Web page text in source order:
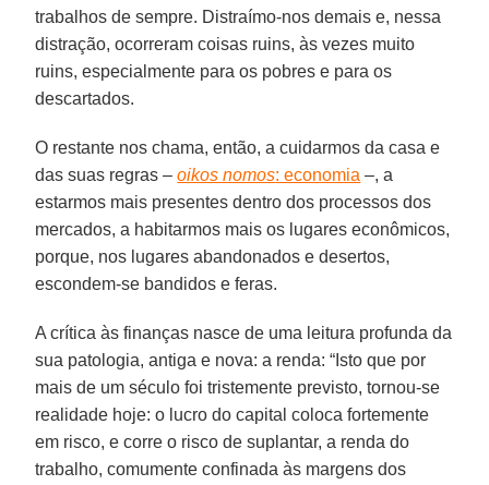
trabalhos de sempre. Distraímo-nos demais e, nessa
distração, ocorreram coisas ruins, às vezes muito
ruins, especialmente para os pobres e para os
descartados.
O restante nos chama, então, a cuidarmos da casa e
das suas regras –oikos nomos: economia –, a
estarmos mais presentes dentro dos processos dos
mercados, a habitarmos mais os lugares econômicos,
porque, nos lugares abandonados e desertos,
escondem-se bandidos e feras.
A crítica às finanças nasce de uma leitura profunda da
sua patologia, antiga e nova: a renda: “Isto que por
mais de um século foi tristemente previsto, tornou-se
realidade hoje: o lucro do capital coloca fortemente
em risco, e corre o risco de suplantar, a renda do
trabalho, comumente confinada às margens dos